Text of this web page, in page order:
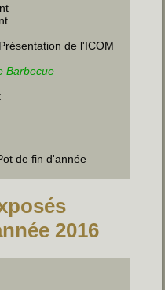
de l'ICOM
Barbecue
de fin d'année
2016